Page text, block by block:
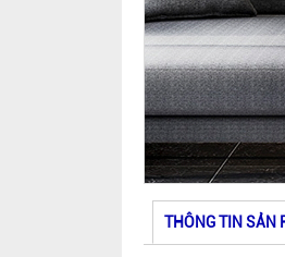
THÔNG TIN SẢN